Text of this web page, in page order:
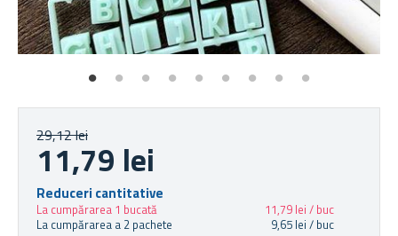
29,12 lei
11,79 lei
Reduceri cantitative
La cumpărarea 1 bucată
11,79 lei / buc
La cumpărarea a 2 pachete
9,65 lei / buc